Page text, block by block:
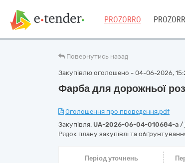
PROZORRO
Повернутись назад
Закупівлю оголошено - 04-06-2026,
Фарба для дорожньої
Оголошення про проведення.pdf
Закупівля: UA-2026-06-04-010684-a /
Рядок плану закупівлі та
Період уточнень